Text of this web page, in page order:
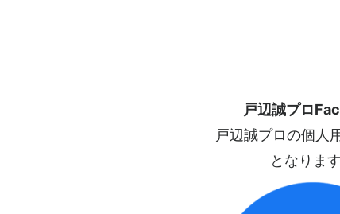
戸辺誠プロ
戸辺誠プロの個人
となります